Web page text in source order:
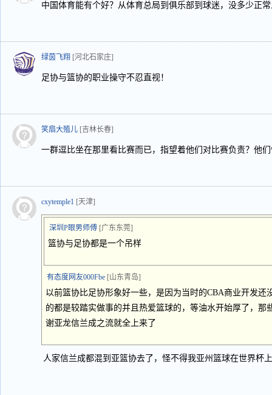
中国体育能有个好？从体育总局到俱乐部到球迷，没多少正
绿茵飞翔 [河北石家庄]
足协与篮协的职业操守不忍直视！
笑扇大殖儿 [吉林长春]
一群逗比坐在那里看比赛而已，指望着他们对比赛负责？他
cxytemple1 [天津]
深圳P眼男师傅 [广东东莞]
篮协与足协都是一个吊样
有态度网友000Fbe [山东青岛]
以前篮协比足协形象好一些，是因为当时的CBA商业开发还
的都是较踏实做事的并且热爱篮球的，等油水开始厚了，那
谢亚龙信兰成之流就全上来了
人家信兰成都混到亚篮协去了，怪不得我亚州篮球在世界杯